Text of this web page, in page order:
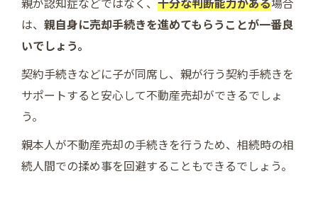
は、 親自身に売却手続きを進めてもらうことが一番良
いでしょう。
契約手続きなどに子が同席し、親が行う契約手続きを
サポートすると安心して不動産売却ができるでしょ
う。
親本人が不動産売却の手続きを行うため、相続時の相
続人間での揉め事を回避することもできるでしょう。